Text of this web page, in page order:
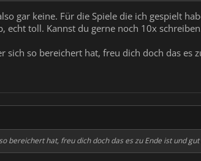
verstößt und dieser ja noch nicht mal ihm verbietet,
wird. Dir scheint es ja ebenfalls aus
gar keine. Für die Spiele die ich gespielt
echt toll. Kannst du gerne noch 10x
sich so bereichert hat, freu dich doch das es
bereichert hat, freu dich doch das es zu Ende ist und gut